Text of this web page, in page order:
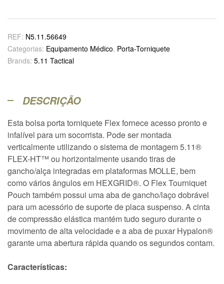
REF: N5.11.56649
Categorias: Equipamento Médico, Porta-Torniquete
Brands: 5.11 Tactical
DESCRIÇÃO
Esta bolsa porta torniquete Flex fornece acesso pronto e
infalível para um socorrista. Pode ser montada
verticalmente utilizando o sistema de montagem 5.11®
FLEX-HT™️ ou horizontalmente usando tiras de
gancho/alça integradas em plataformas MOLLE, bem
como vários ângulos em HEXGRID®. O Flex Tourniquet
Pouch também possui uma aba de gancho/laço dobrável
para um acessório de suporte de placa suspenso. A cinta
de compressão elástica mantém tudo seguro durante o
movimento de alta velocidade e a aba de puxar Hypalon®
garante uma abertura rápida quando os segundos contam.
Características: